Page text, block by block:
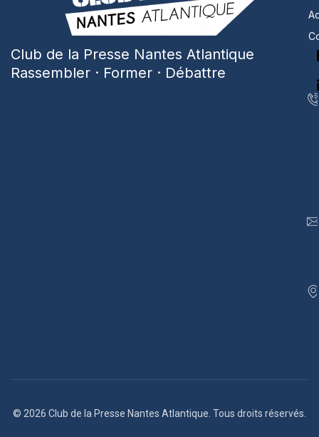
Club de la Presse Nantes Atlantique
Rassembler · Former · Débattre
© 2026 Club de la Presse Nantes Atlantique. Tous droits réservés.